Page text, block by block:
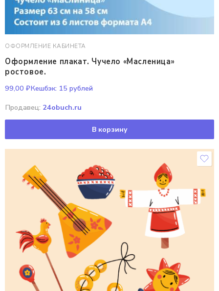
ОФОРМЛЕНИЕ КАБИНЕТА
Оформление плакат. Чучело «Масленица»
ростовое.
99,00 ₽Кешбэк: 15 рублей
Продавец: 24obuch.ru
В корзину